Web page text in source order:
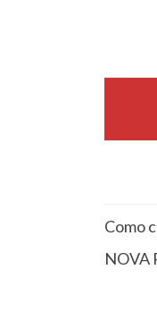
Como
NOVA